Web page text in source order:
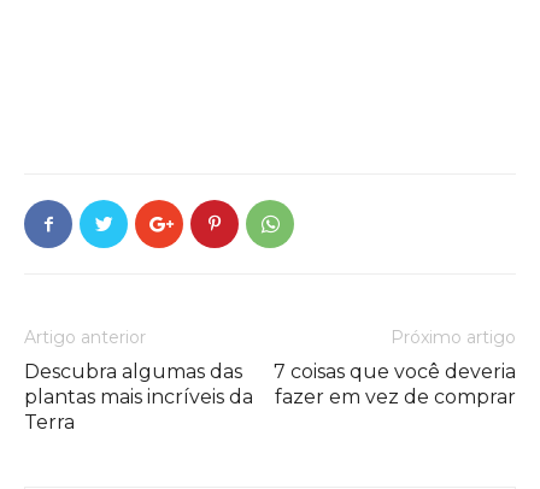
Artigo anterior
Descubra algumas das
plantas mais incríveis da
Terra
Próximo artigo
7 coisas que você deveria
fazer em vez de comprar